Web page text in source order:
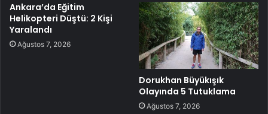
Ankara’da Eğitim
Helikopteri Düştü: 2 Kişi
Yaralandı
Ağustos 7, 2026
Dorukhan Büyükışık
Olayında 5 Tutuklama
Ağustos 7, 2026